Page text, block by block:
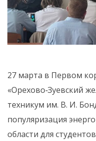
27 марта в Первом
«Орехово‑Зуевский
техникум им. В. И.
популяризация
области для